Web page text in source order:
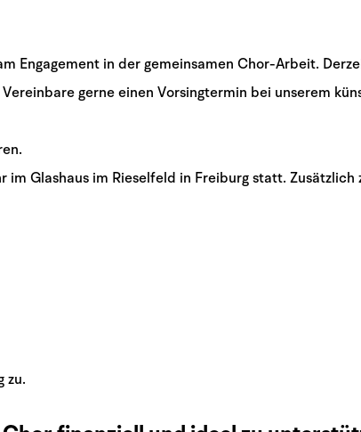
Engagement in der gemeinsamen Chor-Arbeit.
gerne einen Vorsingtermin bei unserem
Glashaus im Rieselfeld in Freiburg statt.
zu.